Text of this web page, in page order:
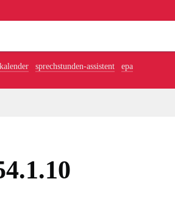
kalender sprechstunden-assistent epa